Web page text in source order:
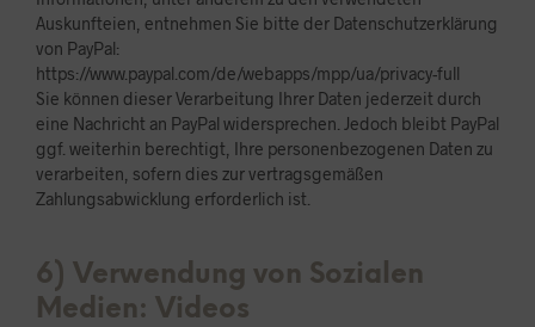
Auskunfteien, entnehmen Sie bitte der Datenschutzerklärung
von PayPal:
https://www.paypal.com/de/webapps/mpp/ua/privacy-full
Sie können dieser Verarbeitung Ihrer Daten jederzeit durch
eine Nachricht an PayPal widersprechen. Jedoch bleibt PayPal
ggf. weiterhin berechtigt, Ihre personenbezogenen Daten zu
verarbeiten, sofern dies zur vertragsgemäßen
Zahlungsabwicklung erforderlich ist.
6) Verwendung von Sozialen
Medien: Videos